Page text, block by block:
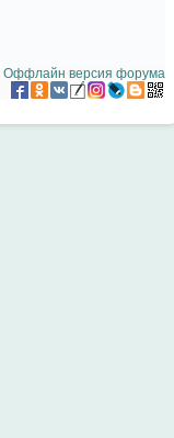
Оффлайн версия форума